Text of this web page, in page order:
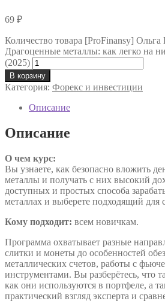
69 ₽
Количество товара [ProFinansy] Ольга
Драгоценные металлы: как легко на
(2025)
В корзину
Категория: Форекс и инвестиции
Описание
Описание
О чем курс:
Вы узнаете, как безопасно вложить
металлы и получать с них высокий
доступных и простых способа
металлах и выберете подходящий для
Кому подходит: всем новичкам.
Программа охватывает разные
слитки и монеты до особенностей
металлических счетов, работы с
инструментами. Вы разберётесь, что
как они используются в портфеле, а
практический взгляд эксперта и